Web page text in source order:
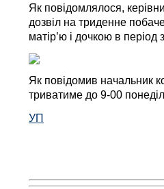
Як повiдомлялося,
дозвiл на триденне
матiр’ю i дочкою в перiод
Як повiдомив начальник
триватиме до 9-00
УП